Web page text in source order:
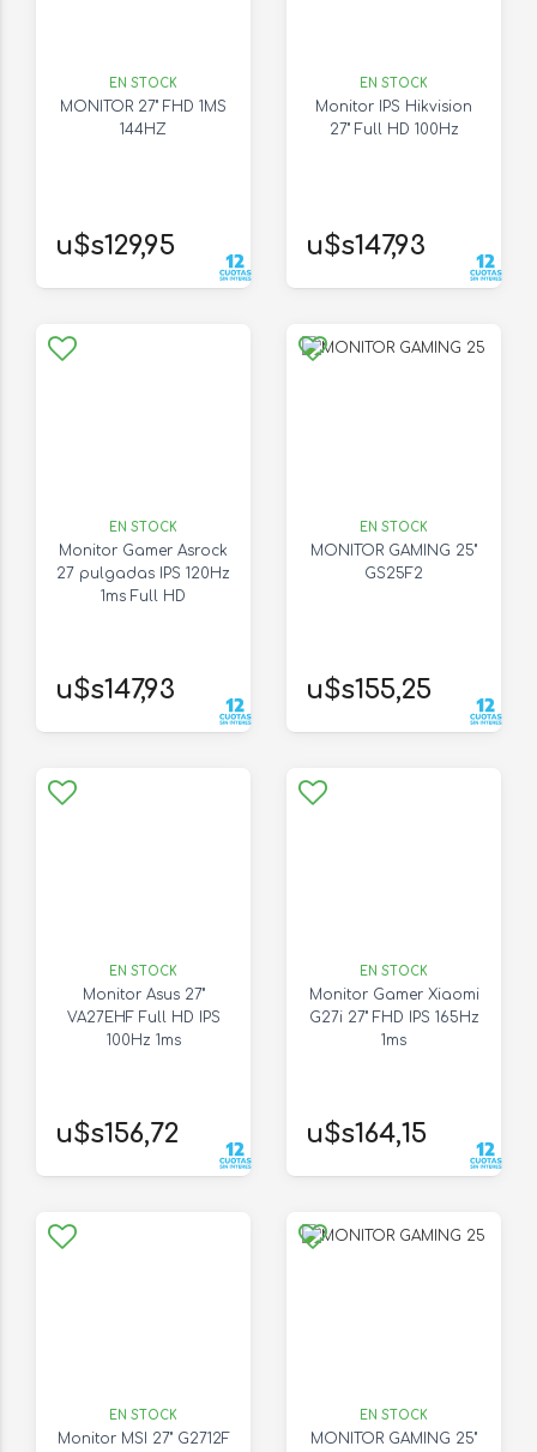
EN STOCK
MONITOR 27" FHD 1MS
144HZ
u$s129,95
EN STOCK
Monitor IPS Hikvision
27" Full HD 100Hz
u$s147,93
EN STOCK
Monitor Gamer Asrock
27 pulgadas IPS 120Hz
1ms Full HD
u$s147,93
EN STOCK
MONITOR GAMING 25"
GS25F2
u$s155,25
EN STOCK
Monitor Asus 27"
VA27EHF Full HD IPS
100Hz 1ms
u$s156,72
EN STOCK
Monitor Gamer Xiaomi
G27i 27" FHD IPS 165Hz
1ms
u$s164,15
EN STOCK
Monitor MSI 27" G2712F
EN STOCK
MONITOR GAMING 25"